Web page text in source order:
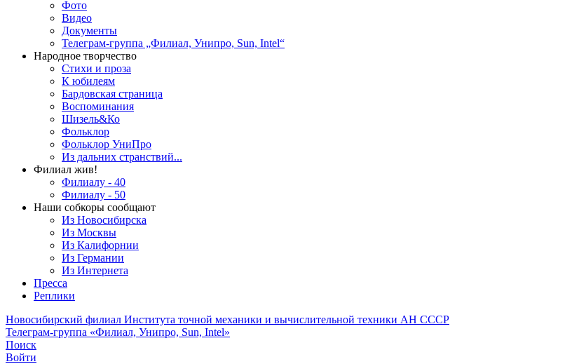
Фото
Видео
Документы
Телеграм-группа „Филиал, Унипро, Sun, Intel“
Народное творчество
Стихи и проза
К юбилеям
Бардовская страница
Воспоминания
Шизель&Ко
Фольклор
Фольклор УниПро
Из дальних странствий...
Филиал жив!
Филиалу - 40
Филиалу - 50
Наши собкоры сообщают
Из Новосибирска
Из Москвы
Из Калифорнии
Из Германии
Из Интернета
Пресса
Реплики
Новосибирский филиал Института точной механики и вычислительной техники АН СССР
Телеграм-группа «Филиал, Унипро, Sun, Intel»
Поиск
Войти